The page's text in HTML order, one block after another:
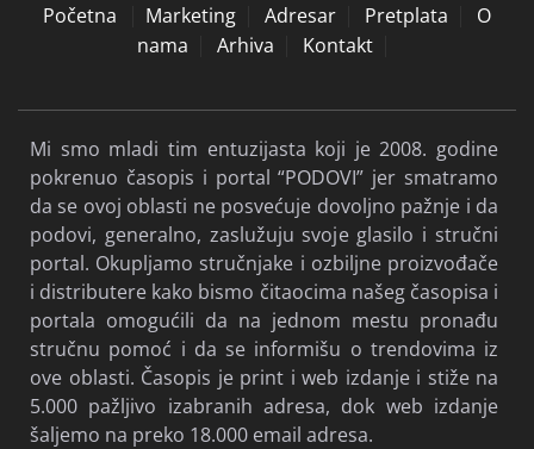
Početna Marketing Adresar Pretplata
O
nama
Arhiva Kontakt
Mi smo mladi tim entuzijasta koji je 2008. godine
pokrenuo časopis i portal “PODOVI” jer smatramo
da se ovoj oblasti ne posvećuje dovoljno pažnje i da
podovi, generalno, zaslužuju svoje glasilo i stručni
portal. Okupljamo stručnjake i ozbiljne proizvođače
i distributere kako bismo čitaocima našeg časopisa i
portala omogućili da na jednom mestu pronađu
stručnu pomoć i da se informišu o trendovima iz
ove oblasti. Časopis je print i web izdanje i stiže na
5.000 pažljivo izabranih adresa, dok web izdanje
šaljemo na preko 18.000 email adresa.